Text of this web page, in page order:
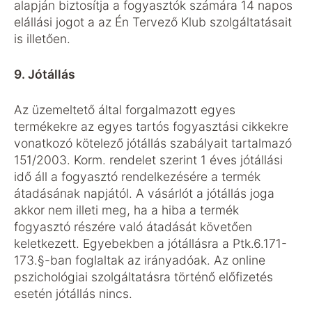
alapján biztosítja a fogyasztók számára 14 napos
elállási jogot a az Én Tervező Klub szolgáltatásait
is illetően.
9. Jótállás
Az üzemeltető által forgalmazott egyes
termékekre az egyes tartós fogyasztási cikkekre
vonatkozó kötelező jótállás szabályait tartalmazó
151/2003. Korm. rendelet szerint 1 éves jótállási
idő áll a fogyasztó rendelkezésére a termék
átadásának napjától. A vásárlót a jótállás joga
akkor nem illeti meg, ha a hiba a termék
fogyasztó részére való átadását követően
keletkezett. Egyebekben a jótállásra a Ptk.6.171-
173.§-ban foglaltak az irányadóak. Az online
pszichológiai szolgáltatásra történő előfizetés
esetén jótállás nincs.